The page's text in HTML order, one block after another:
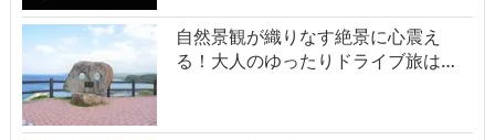
自然景観が織りなす絶景に心震え
る！大人のゆったりドライブ旅は…